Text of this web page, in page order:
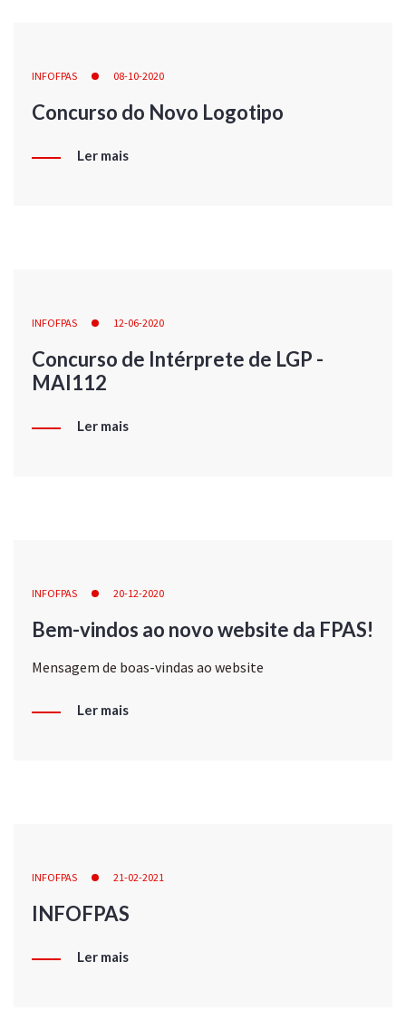
INFOFPAS 08-10-2020
Concurso do Novo Logotipo
Ler mais
INFOFPAS 12-06-2020
Concurso de Intérprete de LGP -
MAI112
Ler mais
INFOFPAS 20-12-2020
Bem-vindos ao novo website da FPAS!
Mensagem de boas-vindas ao website
Ler mais
INFOFPAS 21-02-2021
INFOFPAS
Ler mais